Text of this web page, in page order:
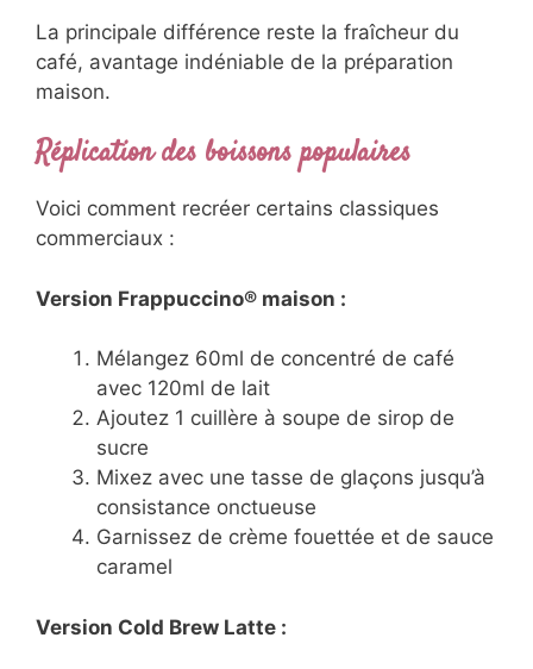
La principale différence reste la fraîcheur du
café, avantage indéniable de la préparation
maison.
Réplication des boissons populaires
Voici comment recréer certains classiques
commerciaux :
Version Frappuccino® maison :
Mélangez 60ml de concentré de café
avec 120ml de lait
Ajoutez 1 cuillère à soupe de sirop de
sucre
Mixez avec une tasse de glaçons jusqu’à
consistance onctueuse
Garnissez de crème fouettée et de sauce
caramel
Version Cold Brew Latte :